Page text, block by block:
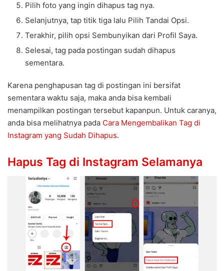
Pilih foto yang ingin dihapus tag nya.
Selanjutnya, tap titik tiga lalu Pilih Tandai Opsi.
Terakhir, pilih opsi Sembunyikan dari Profil Saya.
Selesai, tag pada postingan sudah dihapus
sementara.
Karena penghapusan tag di postingan ini bersifat
sementara waktu saja, maka anda bisa kembali
menampilkan postingan tersebut kapanpun. Untuk caranya,
anda bisa melihatnya pada Cara Mengembalikan Tag di
Instagram yang Sudah Dihapus.
Hapus Tag di Instagram Selamanya